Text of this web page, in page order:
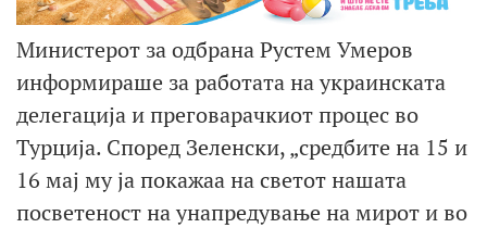
Министерот за одбрана Рустем Умеров
информираше за работата на украинската
делегација и преговарачкиот процес во
Турција. Според Зеленски, „средбите на 15 и
16 мај му ја покажаа на светот нашата
посветеност на унапредување на мирот и во